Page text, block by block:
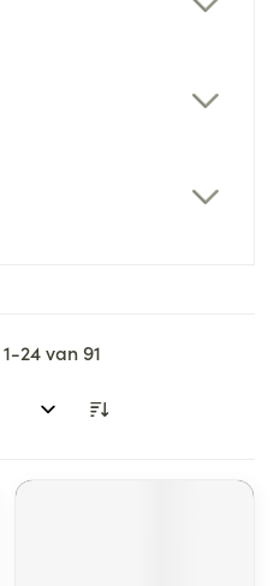
1-24van91